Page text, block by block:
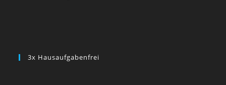
3x Hausaufgabenfrei